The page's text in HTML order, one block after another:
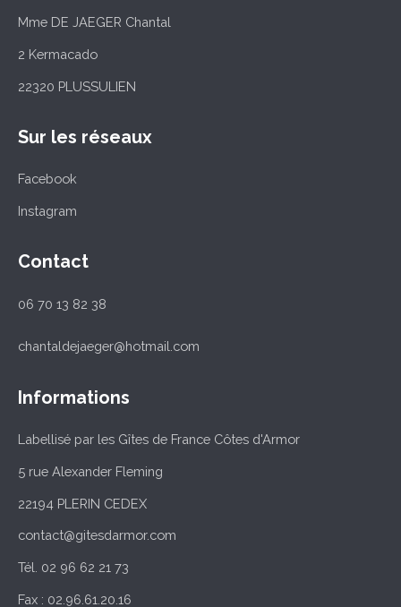
Mme DE JAEGER Chantal
2 Kermacado
22320 PLUSSULIEN
Sur les réseaux
Facebook
Instagram
Contact
06 70 13 82 38
chantaldejaeger@hotmail.com
Informations
Labellisé par les Gîtes de France Côtes d'Armor
5 rue Alexander Fleming
22194 PLERIN CEDEX
contact@gitesdarmor.com
Tél. 02 96 62 21 73
Fax : 02.96.61.20.16